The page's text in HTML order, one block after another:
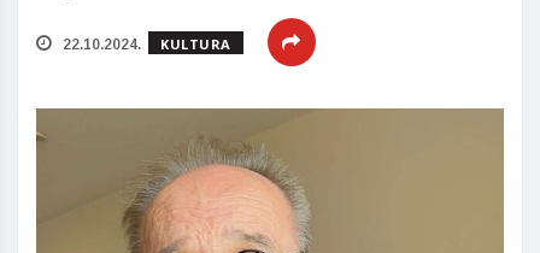
22.10.2024. KULTURA